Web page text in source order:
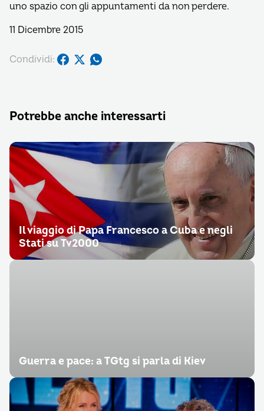
uno spazio con gli appuntamenti da non perdere.
11 Dicembre 2015
Condividi:
Potrebbe anche interessarti
Il viaggio di Papa Francesco a Cuba e negli
Stati su Tv2000
Guerra e pace: a TGtg si parla di Kiev